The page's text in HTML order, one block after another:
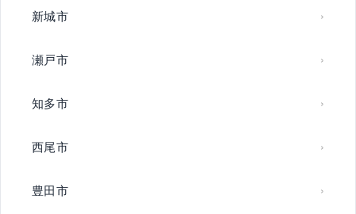
新城市
瀬戸市
知多市
西尾市
豊田市